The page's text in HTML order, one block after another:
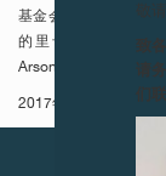
基金会、法国阿维尼
的里卡德基金会
Arson)，等等。
2017年的召开时间是4
致
请
们